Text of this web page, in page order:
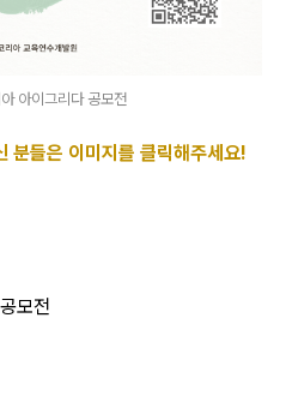
아이그리다 공모전
분들은 이미지를 클릭해주세요!
모전